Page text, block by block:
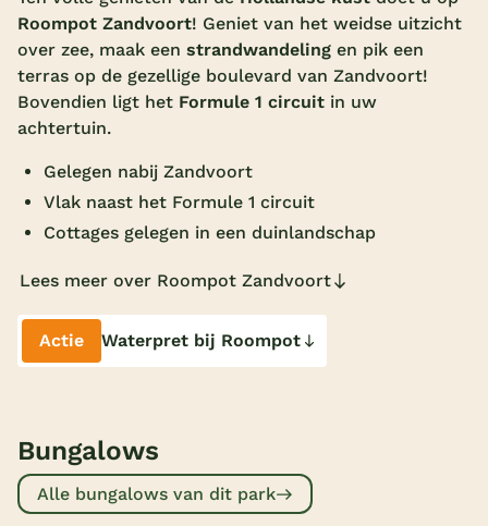
Overdekt zwembad
Wildwaterbaan
Indoor speeltuin
Keuzehulp
Bestemmingen
Nederland
Duitsland
Roompot Zandvoort! Geniet van het weidse uitzicht
over zee, maak een strandwandeling en pik een
terras op de gezellige boulevard van Zandvoort!
Bovendien ligt het Formule 1 circuit in uw
achtertuin.
Gelegen nabij Zandvoort
Vlak naast het Formule 1 circuit
Cottages gelegen in een duinlandschap
Lees meer over Roompot Zandvoort
Actie Waterpret bij Roompot
Bungalows
Alle bungalows van dit park